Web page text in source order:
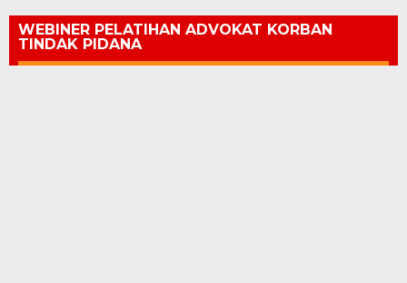
WEBINER PELATIHAN ADVOKAT KORBAN
TINDAK PIDANA